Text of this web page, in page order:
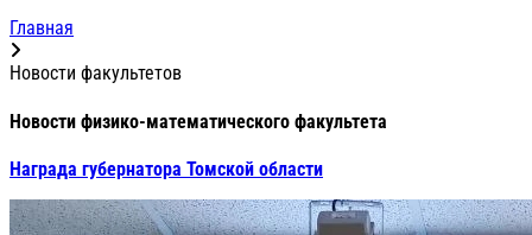
Главная
Новости факультетов
Новости физико-математического факультета
Награда губернатора Томской области